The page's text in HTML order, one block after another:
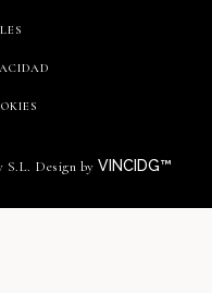
S.L. Design by VINCIDG™